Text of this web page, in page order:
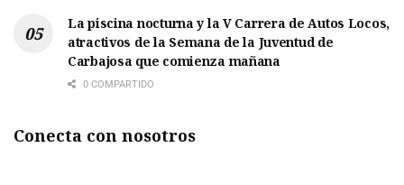
La piscina nocturna y la V Carrera de Autos Locos,
atractivos de la Semana de la Juventud de
Carbajosa que comienza mañana
0 COMPARTIDO
Conecta con nosotros